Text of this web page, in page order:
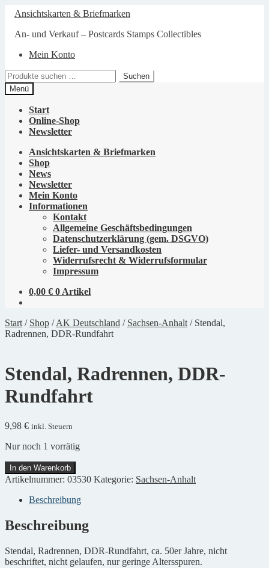
Zur
Navigation
springen
Zum
Inhalt
springen
Ansichtskarten & Briefmarken
An- und Verkauf – Postcards Stamps Collectibles
Mein Konto
Suchen
nach:
Suchen
Menü
Start
Online-Shop
Newsletter
Ansichtskarten & Briefmarken
Shop
News
Newsletter
Mein Konto
Informationen
Kontakt
Allgemeine Geschäftsbedingungen
Datenschutzerklärung (gem. DSGVO)
Liefer- und Versandkosten
Widerrufsrecht & Widerrufsformular
Impressum
0,00 € 0 Artikel
Start / Shop /AK Deutschland / Sachsen-Anhalt / Stendal,
Radrennen, DDR-Rundfahrt
Stendal, Radrennen, DDR-
Rundfahrt
9,98 € inkl. Steuern
Nur noch 1 vorrätig
Stendal,
Radrennen,
Rundfahrt
In den Warenkorb
Artikelnummer: 03530 Kategorie: Sachsen-Anhalt
Beschreibung
Beschreibung
Stendal, Radrennen, DDR-Rundfahrt, ca. 50er Jahre, nicht
beschriftet, nicht gelaufen, nur geringe Altersspuren.